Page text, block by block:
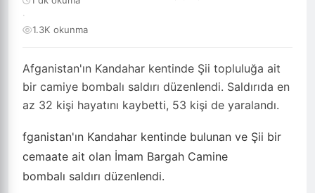
Afganistan'ın Kandahar kentinde Şii topluluğa ait
bir camiye bombalı saldırı düzenlendi. Saldırıda en
az 32 kişi hayatını kaybetti, 53 kişi de yaralandı.
·
1.3K okunma
fganistan'ın Kandahar kentinde bulunan ve Şii bir
cemaate ait olan İmam Bargah Camine
bombalı saldırı düzenlendi.